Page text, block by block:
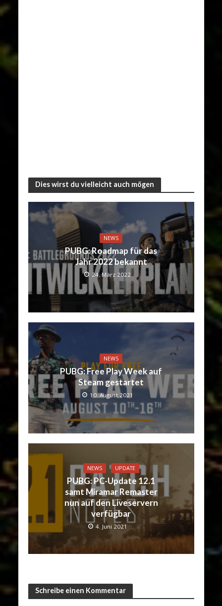
Dies wirst du vielleicht auch mögen
NEWS
PUBG: Roadmap für das
Jahr 2022 bekannt
24. März 2022
NEWS
PUBG: Free Play Week auf
Steam gestartet
10. August 2021
NEWS UPDATE
PUBG: PC-Update 12.1
samt Miramar Remaster
nun auf den Liveservern
verfügbar
4. Juni 2021
Schreibe einen Kommentar